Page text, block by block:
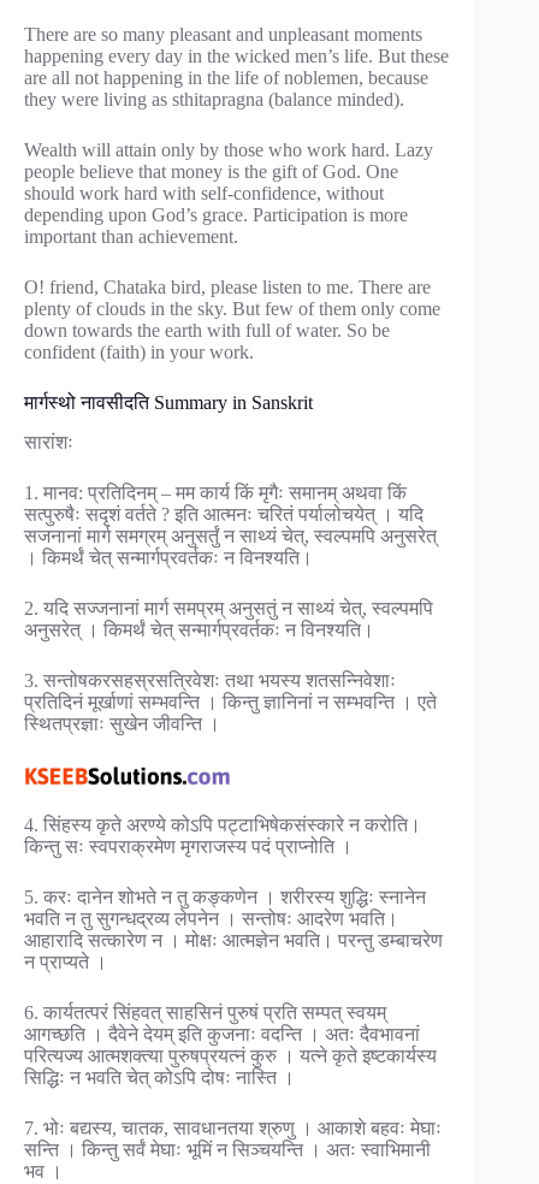
There are so many pleasant and unpleasant moments
happening every day in the wicked men’s life. But these
are all not happening in the life of noblemen, because
they were living as sthitapragna (balance minded).
Wealth will attain only by those who work hard. Lazy
people believe that money is the gift of God. One
should work hard with self-confidence, without
depending upon God’s grace. Participation is more
important than achievement.
O! friend, Chataka bird, please listen to me. There are
plenty of clouds in the sky. But few of them only come
down towards the earth with full of water. So be
confident (faith) in your work.
मार्गस्थो नावसीदति Summary in Sanskrit
सारांशः
1. मानव: प्रतिदिनम् – मम कार्य किं मृगैः समानम् अथवा किं
सत्पुरुषैः सदृशं वर्तते ? इति आत्मनः चरितं पर्यालोचयेत् । यदि
सजनानां मार्ग समग्रम् अनुसर्तुं न साथ्यं चेत्, स्वल्पमपि अनुसरेत्
। किमर्थं चेत् सन्मार्गप्रवर्तकः न विनश्यति।
2. यदि सज्जनानां मार्ग समप्रम् अनुसतुं न साथ्यं चेत्, स्वल्पमपि
अनुसरेत् । किमर्थं चेत् सन्मार्गप्रवर्तकः न विनश्यति।
3. सन्तोषकरसहस्रसत्रिवेशः तथा भयस्य शतसन्निवेशाः
प्रतिदिनं मूर्खाणां सम्भवन्ति । किन्तु ज्ञानिनां न सम्भवन्ति । एते
स्थितप्रज्ञाः सुखेन जीवन्ति ।
4. सिंहस्य कृते अरण्ये कोऽपि पट्टाभिषेकसंस्कारे न करोति।
किन्तु सः स्वपराक्रमेण मृगराजस्य पदं प्राप्नोति ।
5. करः दानेन शोभते न तु कङ्कणेन । शरीरस्य शुद्धिः स्नानेन
भवति न तु सुगन्धद्रव्य लेपनेन । सन्तोषः आदरेण भवति।
आहारादि सत्कारेण न । मोक्षः आत्मज्ञेन भवति। परन्तु डम्बाचरेण
न प्राप्यते ।
6. कार्यतत्परं सिंहवत् साहसिनं पुरुषं प्रति सम्पत् स्वयम्
आगच्छति । दैवेने देयम् इति कुजनाः वदन्ति । अतः दैवभावनां
परित्यज्य आत्मशक्त्या पुरुषप्रयत्नं कुरु । यत्ने कृते इष्टकार्यस्य
सिद्धिः न भवति चेत् कोऽपि दोषः नास्ति ।
7. भोः बद्यस्य, चातक, सावधानतया श्रुणु । आकाशे बहवः मेघाः
सन्ति । किन्तु सर्वं मेघाः भूमिं न सिञ्चयन्ति । अतः स्वाभिमानी
भव ।